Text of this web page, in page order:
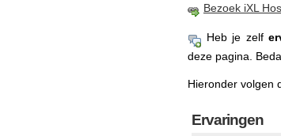
Bezoek iXL
Heb je zelf
deze pagina.
Hieronder volgen
Ervaringen